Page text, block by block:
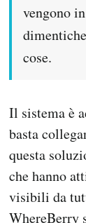
vengono
cose.
Il sistema è
basta
questa
che hanno
visibili da
WhereBerry